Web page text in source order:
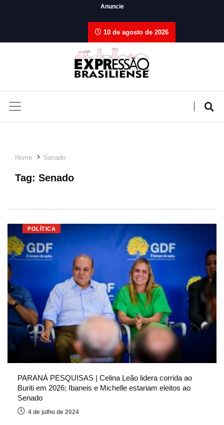
Anuncie
10 de agosto de 2026
Home Senado
Tag: Senado
POLÍTICA
PARANÁ PESQUISAS | Celina Leão lidera corrida ao
Buriti em 2026; Ibaneis e Michelle estariam eleitos ao
Senado
4 de julho de 2024